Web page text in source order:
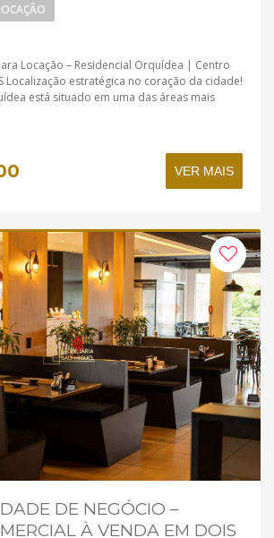
Locação – Residencial Orquídea | Centro
Localização estratégica no coração da cidade!
está situado em uma das áreas mais
VER MAIS
DE NEGÓCIO –
À VENDA EM DOIS